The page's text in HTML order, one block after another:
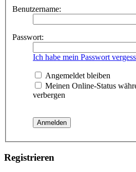
Benutzername:
Passwort:
Ich habe mein Passwort
Angemeldet bleiben
Meinen Online-Status
verbergen
Registrieren